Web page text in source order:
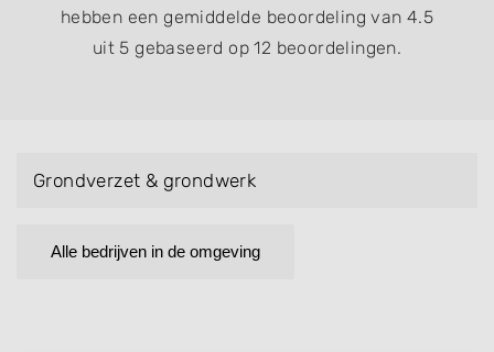
hebben een gemiddelde beoordeling van 4.5
uit 5 gebaseerd op 12 beoordelingen.
Grondverzet & grondwerk
Alle bedrijven in de omgeving